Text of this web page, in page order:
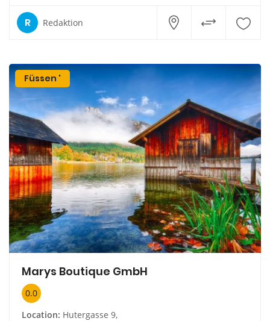
R Redaktion
Füssen '
Marys Boutique GmbH
0.0
Location: Hutergasse 9,